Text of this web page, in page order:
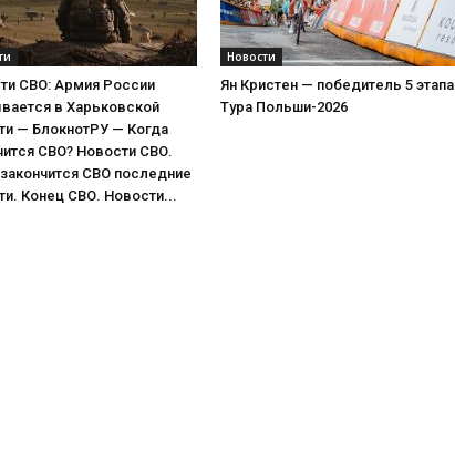
СВО: Армия России
в Харьковской
— БлокнотРУ — Когда
СВО? Новости СВО.
СВО последние
Конец СВО. Новости...
Новости
Ян Кристен — победитель 5 этапа
Тура Польши-2026